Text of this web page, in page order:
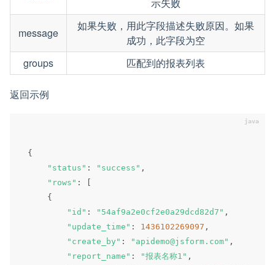
message
如果失败，用此字段描述失败原因。如果
成功，此字段为空
groups
匹配到的报表列表
返回示例
{
"status" : "success" ,
"rows" :
[
{
"id" : "54af9a2e0cf2e0a29dcd82d7" ,
"update_time" : 1436102269097 ,
"create_by" : "apidemo@jsform.com" ,
"report_name" : "报表名称1" ,